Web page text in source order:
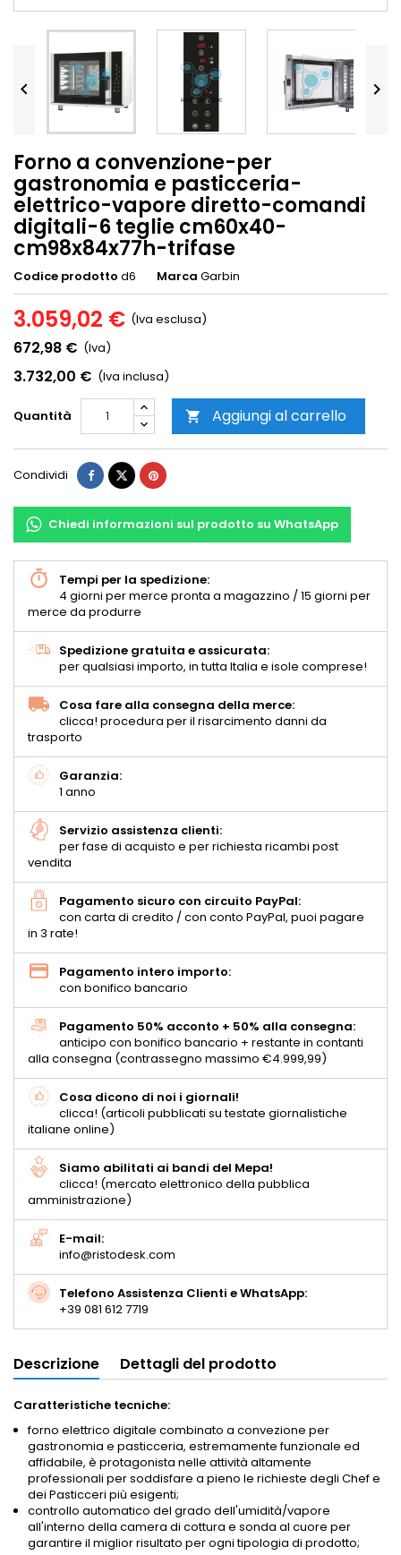
 
Forno a convenzione-per
gastronomia e pasticceria-
elettrico-vapore diretto-comandi
digitali-6 teglie cm60x40-
cm98x84x77h-trifase
Codice prodotto d6 Marca Garbin
3.059,02 € (Iva esclusa)
672,98 € (Iva)
3.732,00 € (Iva inclusa)
Quantità  Aggiungi al carrello
Condividi
Chiedi informazioni sul prodotto su WhatsApp
Tempi per la spedizione:
4 giorni per merce pronta a magazzino / 15 giorni per
merce da produrre
Spedizione gratuita e assicurata:
per qualsiasi importo, in tutta Italia e isole comprese!
Cosa fare alla consegna della merce:
clicca! procedura per il risarcimento danni da
trasporto
Garanzia:
1 anno
Servizio assistenza clienti:
per fase di acquisto e per richiesta ricambi post
vendita
Pagamento sicuro con circuito PayPal:
con carta di credito / con conto PayPal, puoi pagare
in 3 rate!
Pagamento intero importo:
con bonifico bancario
Pagamento 50% acconto + 50% alla consegna:
anticipo con bonifico bancario + restante in contanti
alla consegna (contrassegno massimo €4.999,99)
Cosa dicono di noi i giornali!
clicca! (articoli pubblicati su testate giornalistiche
italiane online)
Siamo abilitati ai bandi del Mepa!
clicca! (mercato elettronico della pubblica
amministrazione)
E-mail:
info@ristodesk.com
Telefono Assistenza Clienti e WhatsApp:
+39 081 612 7719
Descrizione Dettagli del prodotto
Caratteristiche tecniche:
forno elettrico digitale combinato a convezione per
gastronomia e pasticceria, estremamente funzionale ed
affidabile, è protagonista nelle attività altamente
professionali per soddisfare a pieno le richieste degli Chef e
dei Pasticceri più esigenti;
controllo automatico del grado dell'umidità/vapore
all'interno della camera di cottura e sonda al cuore per
garantire il miglior risultato per ogni tipologia di prodotto;